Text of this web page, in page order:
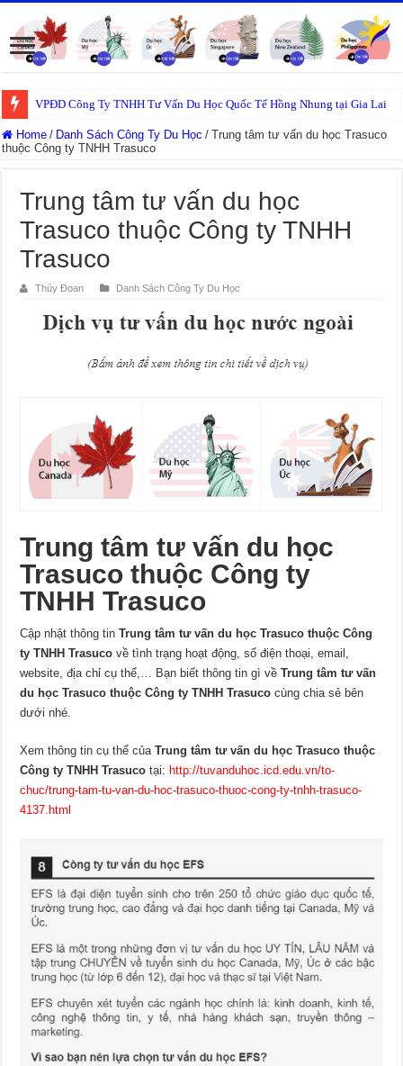
VPĐD Công Ty TNHH Tư Vấn Du Học Quốc Tế Hồng Nhung tại Gia Lai
Home / Danh Sách Công Ty Du Học / Trung tâm tư vấn du học Trasuco
thuộc Công ty TNHH Trasuco
Trung tâm tư vấn du học
Trasuco thuộc Công ty TNHH
Trasuco
Thúy Đoan Danh Sách Công Ty Du Học
Trung tâm tư vấn du học
Trasuco thuộc Công ty
TNHH Trasuco
Cập nhật thông tinTrung tâm tư vấn du học Trasuco thuộc Công
ty TNHH Trasuco về tình trạng hoạt động, số điện thoại, email,
website, địa chỉ cụ thể,… Bạn biết thông tin gì vềTrung tâm tư vấn
du học Trasuco thuộc Công ty TNHH Trasuco cùng chia sẻ bên
dưới nhé.
Xem thông tin cụ thể củaTrung tâm tư vấn du học Trasuco thuộc
Công ty TNHH Trasuco tại: http://tuvanduhoc.icd.edu.vn/to-
chuc/trung-tam-tu-van-du-hoc-trasuco-thuoc-cong-ty-tnhh-trasuco-
4137.html